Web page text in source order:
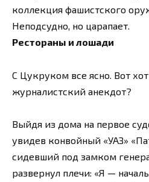
коллекция фашистского
Неподсудно, но царапает.
Рестораны и лошади
С Цукруком все ясно. Вот
журналистский анекдот?
Выйдя из дома на первое
увидев конвойный «УАЗ»
сидевший под замком
развернул плечи: «Я —